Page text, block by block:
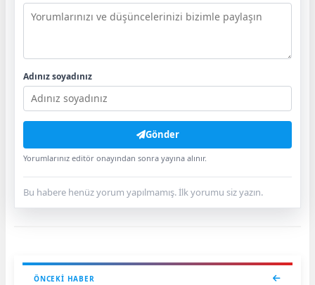
Adınız soyadınız
Gönder
Yorumlarınız editör onayından sonra yayına alınır.
Bu habere henüz yorum yapılmamış. İlk yorumu siz yazın.
ÖNCEKI HABER